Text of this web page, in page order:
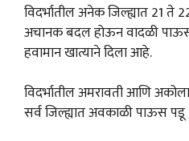
विदर्भातील अनेक जिल्ह्यात 21 ते
अचानक बदल होऊन वादळी
हवामान खात्याने दिला आहे.
विदर्भातील अमरावती आणि
सर्व जिल्ह्यात अवकाळी पाऊस